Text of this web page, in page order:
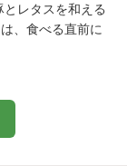
レタスを和える
、食べる直前に